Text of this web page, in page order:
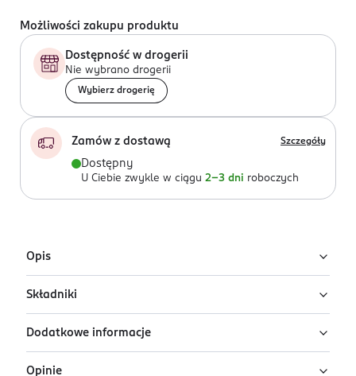
Możliwości zakupu produktu
Dostępność w drogerii
Nie wybrano drogerii
Wybierz drogerię
Zamów z dostawą Szczegóły
Dostępny
U Ciebie zwykle w ciągu 2-3 dni roboczych
Opis
Cieliste rajstopy 20 den Onatu Control Top
& Push Up, Rozmiar 2 (S)
Składniki
90% poliamid, 10% elastan
Dodatkowe informacje
Opinie